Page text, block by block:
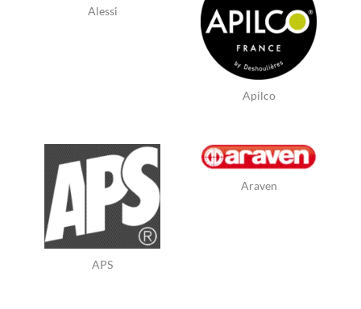
Alessi
Apilco
APS
Araven